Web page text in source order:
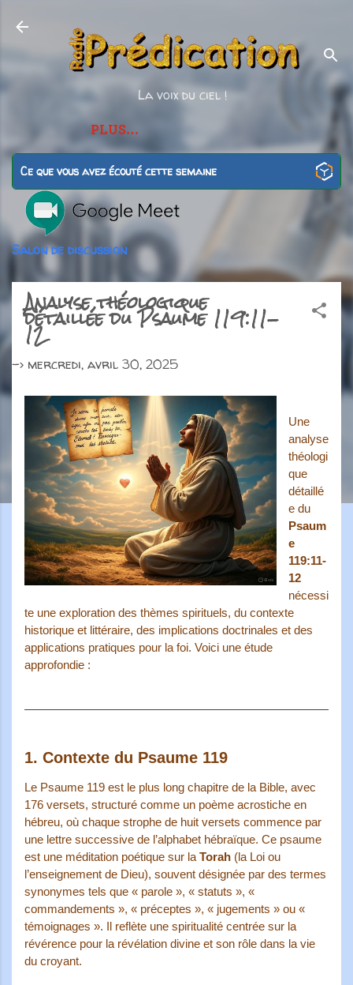
La voix du ciel !
PLUS…
Ce que vous avez écouté cette semaine
Salon de discussion
Analyse théologique
détaillée du Psaume 119:11-
12
-> mercredi, avril 30, 2025
Une
analyse
théologi
que
détaillé
e du
Psaum
e
119:11-
12
nécessi
te une exploration des thèmes spirituels, du contexte
historique et littéraire, des implications doctrinales et des
applications pratiques pour la foi. Voici une étude
approfondie :
1. Contexte du Psaume 119
Le Psaume 119 est le plus long chapitre de la Bible, avec
176 versets, structuré comme un poème acrostiche en
hébreu, où chaque strophe de huit versets commence par
une lettre successive de l’alphabet hébraïque. Ce psaume
est une méditation poétique sur la Torah (la Loi ou
l’enseignement de Dieu), souvent désignée par des termes
synonymes tels que « parole », « statuts », «
commandements », « préceptes », « jugements » ou «
témoignages ». Il reflète une spiritualité centrée sur la
révérence pour la révélation divine et son rôle dans la vie
du croyant.